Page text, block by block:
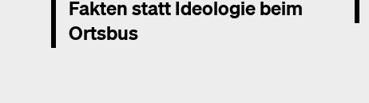
Fakten statt Ideologie beim
Ortsbus